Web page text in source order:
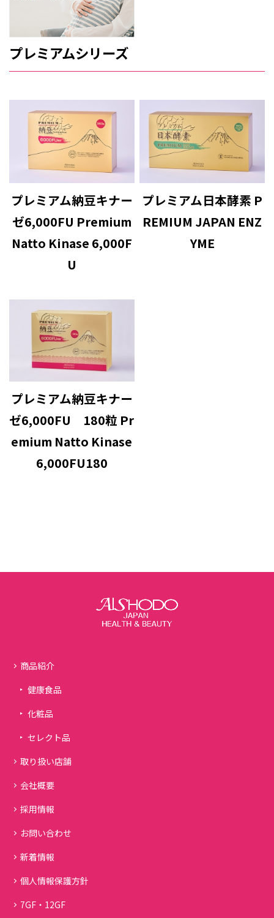
プレミアムシリーズ
プレミアム納豆キナー
ゼ6,000FU Premium
Natto Kinase 6,000F
U
プレミアム日本酵素 P
REMIUM JAPAN ENZ
YME
プレミアム納豆キナー
ゼ6,000FU 180粒 Pr
emium Natto Kinase
6,000FU180
商品紹介
健康食品
化粧品
セレクト品
取り扱い店舗
会社概要
採用情報
お問い合わせ
新着情報
個人情報保護方針
7GF・12GF